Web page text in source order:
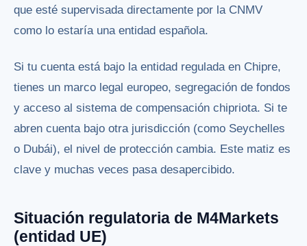
que esté supervisada directamente por la CNMV
como lo estaría una entidad española.
Si tu cuenta está bajo la entidad regulada en Chipre,
tienes un marco legal europeo, segregación de fondos
y acceso al sistema de compensación chipriota. Si te
abren cuenta bajo otra jurisdicción (como Seychelles
o Dubái), el nivel de protección cambia. Este matiz es
clave y muchas veces pasa desapercibido.
Situación regulatoria de M4Markets
(entidad UE)